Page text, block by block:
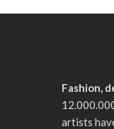
Fashion,
artists